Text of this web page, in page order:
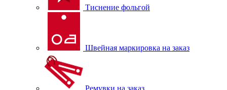
Тиснение фольгой
Швейная маркировка на заказ
Ремувки на заказ